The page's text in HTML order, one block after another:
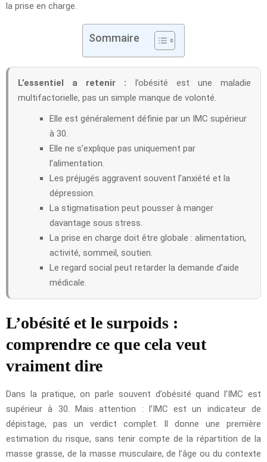
la prise en charge.
Sommaire
L’essentiel a retenir : l’obésité est une maladie
multifactorielle, pas un simple manque de volonté.
Elle est généralement définie par un IMC supérieur
à 30.
Elle ne s’explique pas uniquement par
l’alimentation.
Les préjugés aggravent souvent l’anxiété et la
dépression.
La stigmatisation peut pousser à manger
davantage sous stress.
La prise en charge doit être globale : alimentation,
activité, sommeil, soutien.
Le regard social peut retarder la demande d’aide
médicale.
L’obésité et le surpoids :
comprendre ce que cela veut
vraiment dire
Dans la pratique, on parle souvent d’obésité quand l’IMC est
supérieur à 30. Mais attention : l’IMC est un indicateur de
dépistage, pas un verdict complet. Il donne une première
estimation du risque, sans tenir compte de la répartition de la
masse grasse, de la masse musculaire, de l’âge ou du contexte